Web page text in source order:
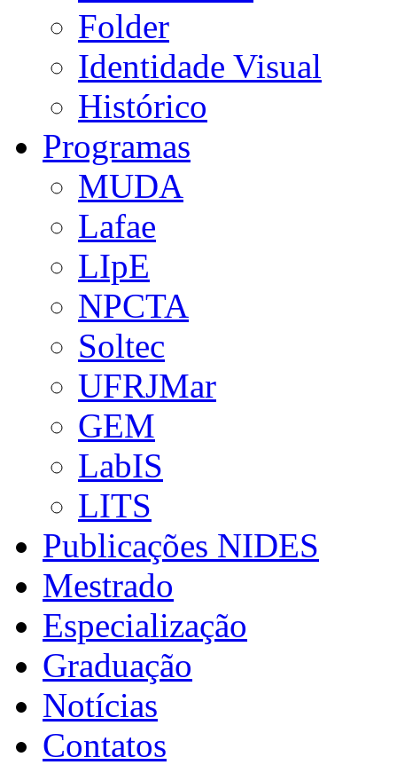
Folder
Identidade Visual
Histórico
Programas
MUDA
Lafae
LIpE
NPCTA
Soltec
UFRJMar
GEM
LabIS
LITS
Publicações NIDES
Mestrado
Especialização
Graduação
Notícias
Contatos